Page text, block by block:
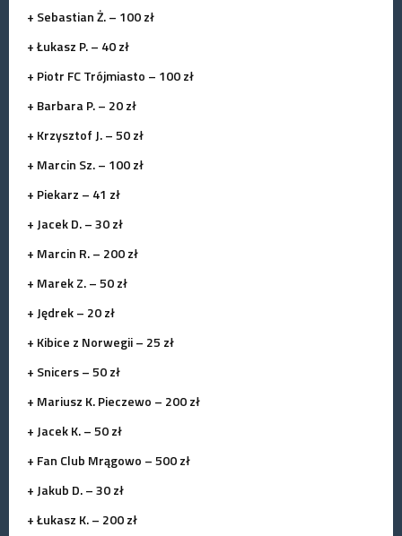
+ Sebastian Ż. – 100 zł
+ Łukasz P. – 40 zł
+ Piotr FC Trójmiasto – 100 zł
+ Barbara P. – 20 zł
+ Krzysztof J. – 50 zł
+ Marcin Sz. – 100 zł
+ Piekarz – 41 zł
+ Jacek D. – 30 zł
+ Marcin R. – 200 zł
+ Marek Z. – 50 zł
+ Jędrek – 20 zł
+ Kibice z Norwegii – 25 zł
+ Snicers – 50 zł
+ Mariusz K. Pieczewo – 200 zł
+ Jacek K. – 50 zł
+ Fan Club Mrągowo – 500 zł
+ Jakub D. – 30 zł
+ Łukasz K. – 200 zł